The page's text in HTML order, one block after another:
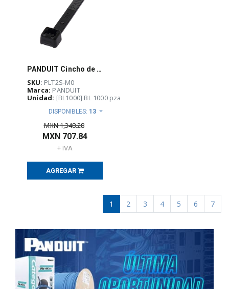
PANDUIT Cincho de bloqueo, 188 MM, Nailon 6.6, Color Negro, 1000PZ - PLT2SM0
SKU: PLT2S-M0
Marca: PANDUIT
Unidad: [BL1000] BL 1000 pza
DISPONIBLES: 13
MXN1,348.28
MXN 707.84
+ IVA
AGREGAR
1 2 3 4 5 6 7